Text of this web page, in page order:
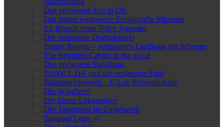
Das verlassene Kro in DK
Das längst vergessene Zoologische Museum
Zu Besuch beim Volvo Sammler
Die verlassene Drahtzieherei
Empty Rooms – verlassenes Landhaus mit Scheune
The forgotten Cabins in the wood
Das verlassene Bankhaus
10.000 L DK und der verlassene Ford
Bahnbetriebswerk – E-Lok Reparaturhalle
Die Wäscherei
Die kleine Lokomotive
Der Tanzpalast im Ziegelwerk
Tanzsaal Lego ;-)